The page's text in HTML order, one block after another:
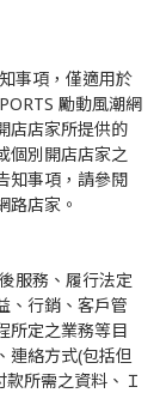
事項，僅適用於
勵動風潮網
店店家所提供的
個別開店店家之
知事項，請參閱
路店家。
服務、履行法定
、行銷、客戶管
所定之業務等目
連絡方式(包括但
所需之資料、Ｉ